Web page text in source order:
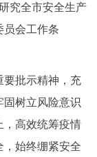
部门服务
投资项目
究全市安全生产
员会工作条
批示精神，充
固树立风险意识
，高效统筹疫情
，始终绷紧安全